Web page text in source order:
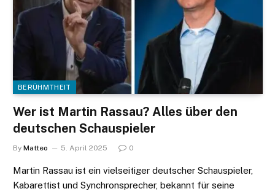
BERÜHMTHEIT
Wer ist Martin Rassau? Alles über den
deutschen Schauspieler
By Matteo 5. April 2025 0
Martin Rassau ist ein vielseitiger deutscher Schauspieler,
Kabarettist und Synchronsprecher, bekannt für seine